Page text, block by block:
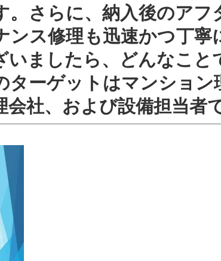
。さらに、納入後のアフ
ンス修理も迅速かつ丁寧
いましたら、どんなこと
ターゲットはマンション
社、および設備担当者